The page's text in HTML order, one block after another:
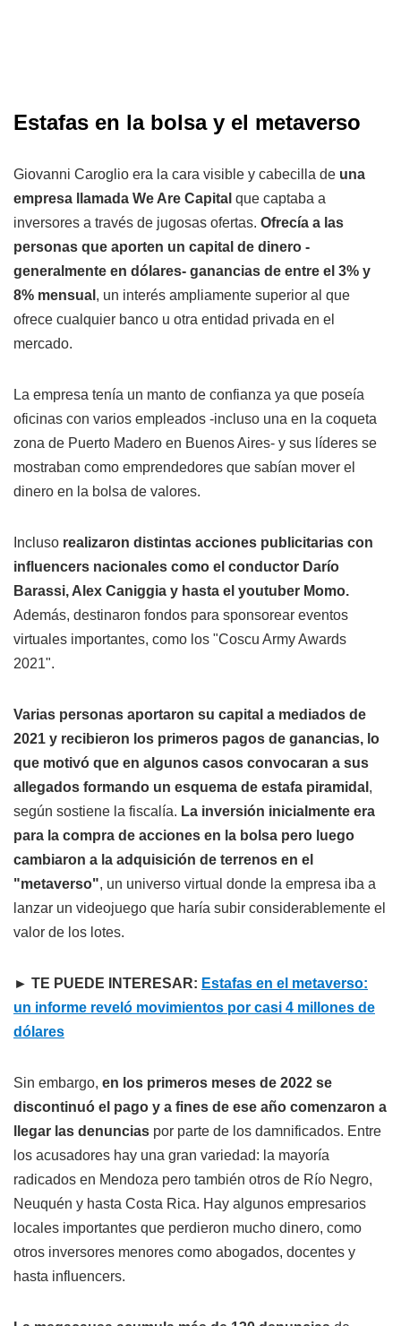
Estafas en la bolsa y el metaverso
Giovanni Caroglio era la cara visible y cabecilla de una
empresa llamada We Are Capital que captaba a
inversores a través de jugosas ofertas. Ofrecía a las
personas que aporten un capital de dinero -
generalmente en dólares- ganancias de entre el 3% y
8% mensual , un interés ampliamente superior al que
ofrece cualquier banco u otra entidad privada en el
mercado.
La empresa tenía un manto de confianza ya que poseía
oficinas con varios empleados -incluso una en la coqueta
zona de Puerto Madero en Buenos Aires- y sus líderes se
mostraban como emprendedores que sabían mover el
dinero en la bolsa de valores.
Incluso realizaron distintas acciones publicitarias con
influencers nacionales como el conductor Darío
Barassi, Alex Caniggia y hasta el youtuber Momo.
Además, destinaron fondos para sponsorear eventos
virtuales importantes, como los "Coscu Army Awards
2021".
Varias personas aportaron su capital a mediados de
2021 y recibieron los primeros pagos de ganancias, lo
que motivó que en algunos casos convocaran a sus
allegados formando un esquema de estafa piramidal ,
según sostiene la fiscalía. La inversión inicialmente era
para la compra de acciones en la bolsa pero luego
cambiaron a la adquisición de terrenos en el
"metaverso", un universo virtual donde la empresa iba a
lanzar un videojuego que haría subir considerablemente el
valor de los lotes.
► TE PUEDE INTERESAR: Estafas en el metaverso:
un informe reveló movimientos por casi 4 millones de
dólares
Sin embargo, en los primeros meses de 2022 se
discontinuó el pago y a fines de ese año comenzaron a
llegar las denuncias por parte de los damnificados. Entre
los acusadores hay una gran variedad: la mayoría
radicados en Mendoza pero también otros de Río Negro,
Neuquén y hasta Costa Rica. Hay algunos empresarios
locales importantes que perdieron mucho dinero, como
otros inversores menores como abogados, docentes y
hasta influencers.